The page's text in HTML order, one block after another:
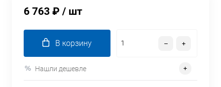
6 763 ₽ / шт
В корзину
Нашли дешевле